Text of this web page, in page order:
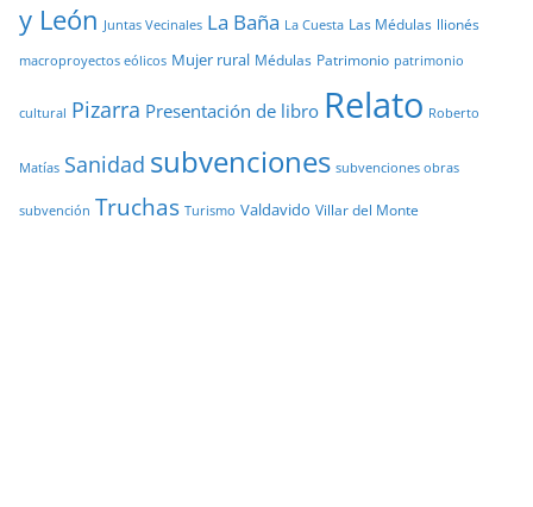
y León Juntas Vecinales La Baña La Cuesta Las Médulas llionés
macroproyectos eólicos Mujer rural Médulas Patrimonio patrimonio
cultural Pizarra Presentación de libro Relato Roberto
Matías Sanidad subvenciones subvenciones obras
subvención Truchas Turismo Valdavido Villar del Monte